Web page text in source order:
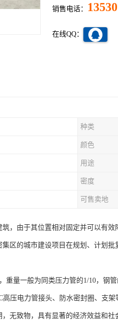
销售电话：
在线QQ：
种类
颜色
用途
密度
可售卖地
，由于其位置相对固定并可以有
区的城市建设项目在规划、计划批
重量一般为同类压力管的1/10，钢
压电力管接头、防水密封圈、支
无致物，具有显著的经济效益和社